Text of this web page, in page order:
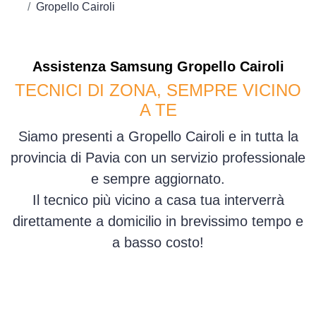
Gropello Cairoli
Assistenza Samsung Gropello Cairoli
TECNICI DI ZONA, SEMPRE VICINO
A TE
Siamo presenti a Gropello Cairoli e in tutta la
provincia di Pavia con un servizio professionale
e sempre aggiornato.
Il tecnico più vicino a casa tua interverrà
direttamente a domicilio in brevissimo tempo e
a basso costo!